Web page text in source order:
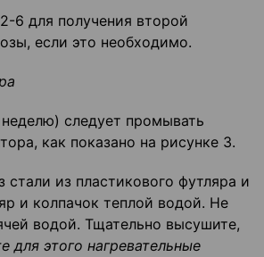
6 для получения второй
если это необходимо.
неделю) следует промывать
как показано на рисунке 3.
стали из пластикового футляра и
и колпачок теплой водой. Не
водой. Тщательно высушите,
для этого нагревательные